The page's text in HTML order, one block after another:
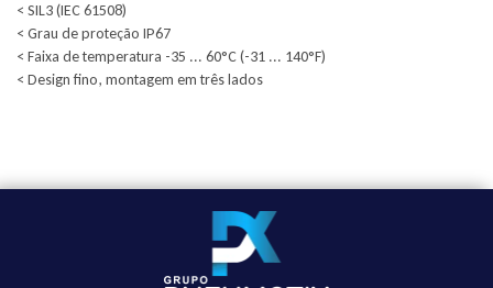
< SIL3 (IEC 61508)
< Grau de proteção IP67
< Faixa de temperatura -35 ... 60°C (-31 ... 140°F)
< Design fino, montagem em três lados